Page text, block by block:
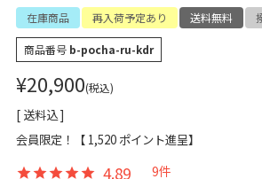
在庫商品 再入荷予定あり 送料無料
商品番号 b-pocha-ru-kdr
¥20,900 税込
送料込
会員限定！【 1,520 ポイント進呈】
4.89 9